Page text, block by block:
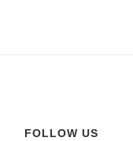
FOLLOW US